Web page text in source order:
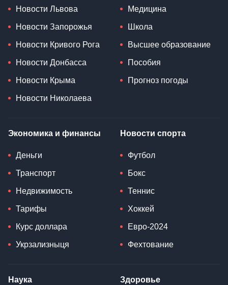
Новости Львова
Новости Запорожья
Новости Кривого Рога
Новости Донбасса
Новости Крыма
Новости Николаева
Медицина
Школа
Высшее образование
Пособия
Прогноз погоды
Экономика и финансы
Деньги
Транспорт
Недвижимость
Тарифы
Курс доллара
Укрзализныця
Новости спорта
Футбол
Бокс
Теннис
Хоккей
Евро-2024
Фехтование
Наука Здоровье